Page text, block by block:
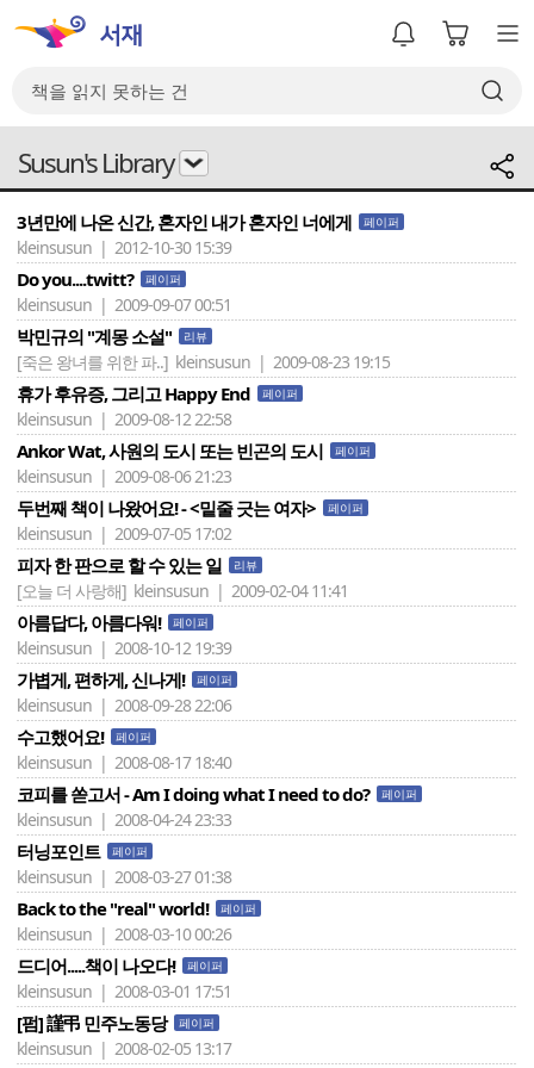
Susun's Library
3년만에 나온 신간, 혼자인 내가 혼자인 너에게 페이퍼
kleinsusun | 2012-10-30 15:39
Do you....twitt? 페이퍼
kleinsusun | 2009-09-07 00:51
박민규의 "계몽 소설" 리뷰
[죽은 왕녀를 위한 파..] kleinsusun | 2009-08-23 19:15
휴가 후유증, 그리고 Happy End 페이퍼
kleinsusun | 2009-08-12 22:58
Ankor Wat, 사원의 도시 또는 빈곤의 도시 페이퍼
kleinsusun | 2009-08-06 21:23
두번째 책이 나왔어요! - <밑줄 긋는 여자> 페이퍼
kleinsusun | 2009-07-05 17:02
피자 한 판으로 할 수 있는 일 리뷰
[오늘 더 사랑해] kleinsusun | 2009-02-04 11:41
아름답다, 아름다워! 페이퍼
kleinsusun | 2008-10-12 19:39
가볍게, 편하게, 신나게! 페이퍼
kleinsusun | 2008-09-28 22:06
수고했어요! 페이퍼
kleinsusun | 2008-08-17 18:40
코피를 쏟고서 - Am I doing what I need to do? 페이퍼
kleinsusun | 2008-04-24 23:33
터닝포인트 페이퍼
kleinsusun | 2008-03-27 01:38
Back to the "real" world! 페이퍼
kleinsusun | 2008-03-10 00:26
드디어.....책이 나오다! 페이퍼
kleinsusun | 2008-03-01 17:51
[펌] 謹弔 민주노동당 페이퍼
kleinsusun | 2008-02-05 13:17